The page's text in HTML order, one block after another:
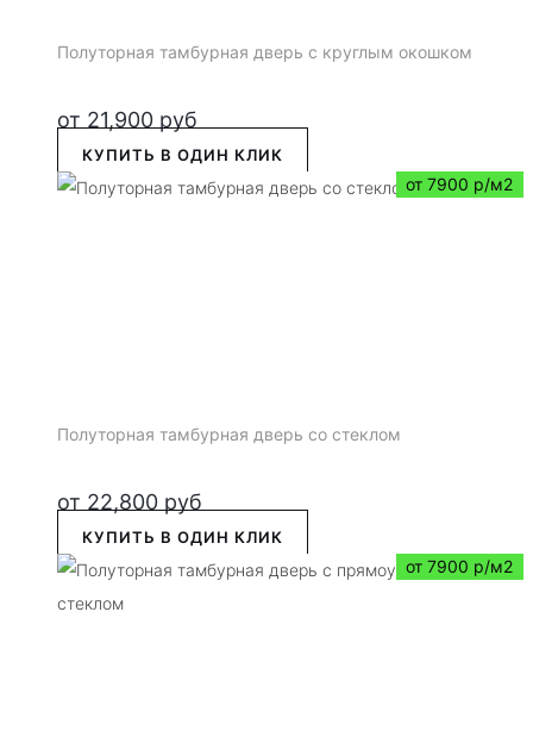
Полуторная тамбурная дверь с круглым окошком
от 21,900 руб
КУПИТЬ В ОДИН КЛИК
от 7900 р/м2
Полуторная тамбурная дверь со стеклом
от 22,800 руб
КУПИТЬ В ОДИН КЛИК
от 7900 р/м2